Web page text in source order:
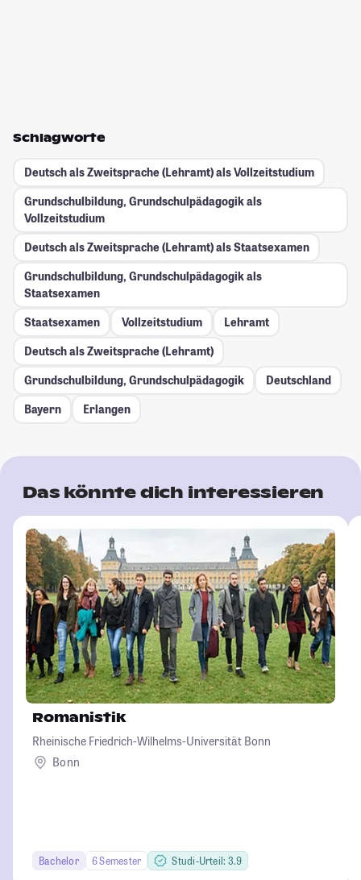
Schlagworte
Deutsch als Zweitsprache (Lehramt) als Vollzeitstudium
Grundschulbildung, Grundschulpädagogik als
Vollzeitstudium
Deutsch als Zweitsprache (Lehramt) als Staatsexamen
Grundschulbildung, Grundschulpädagogik als
Staatsexamen
Staatsexamen
Vollzeitstudium
Lehramt
Deutsch als Zweitsprache (Lehramt)
Grundschulbildung, Grundschulpädagogik
Deutschland
Bayern
Erlangen
Das könnte dich interessieren
Romanistik
Rheinische Friedrich-Wilhelms-Universität Bonn
Bonn
Bachelor 6 Semester Studi-Urteil: 3.9